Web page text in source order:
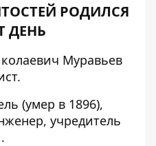
РОДИЛСЯ
ДЕНЬ
Муравьев
(умер в 1896),
учредитель